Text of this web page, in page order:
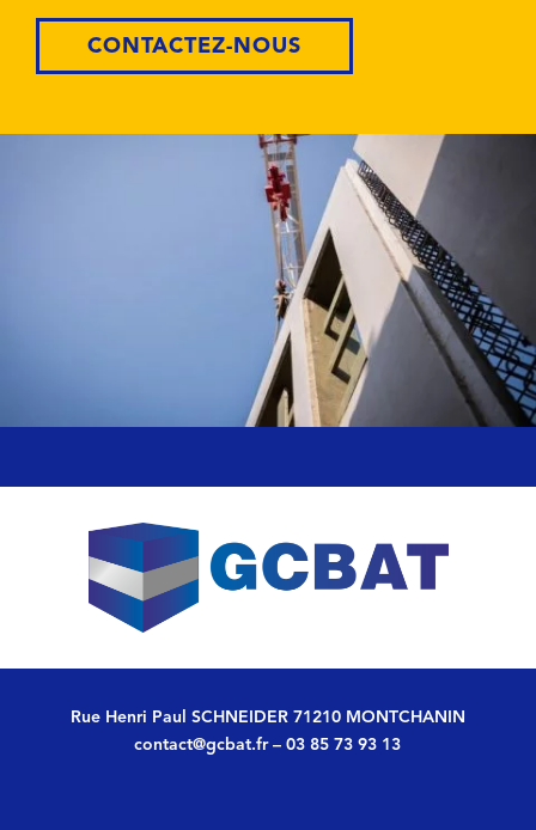
CONTACTEZ-NOUS
Rue Henri Paul SCHNEIDER 71210 MONTCHANIN
contact@gcbat.fr–03 85 73 93 13